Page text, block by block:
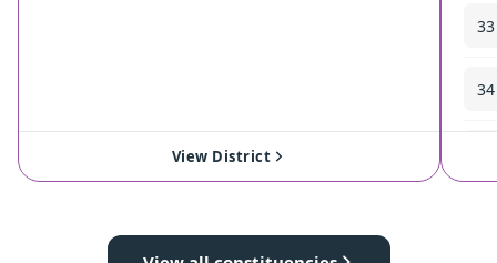
View District
33
34